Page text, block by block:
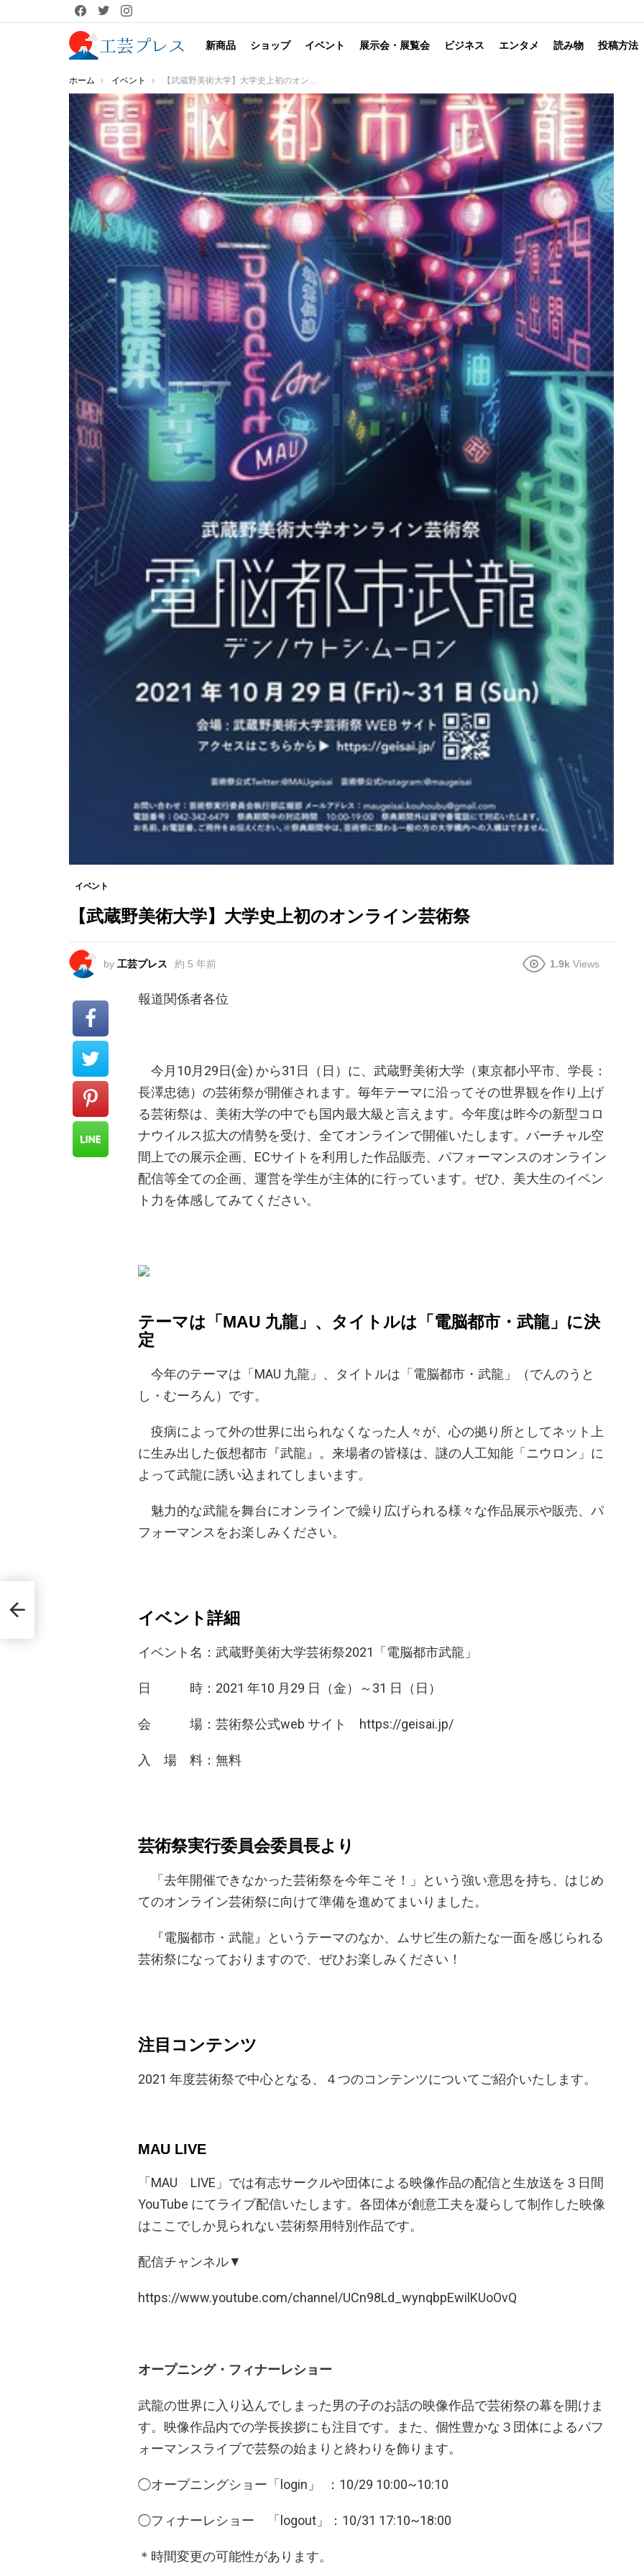
facebooktwitterinstagram
新商品 ショップ イベント 展示会・展覧会 ビジネス エンタメ 読み物 投稿方法
You are here:
ホーム イベント 【武蔵野美術大学】大学史上初のオンライン芸術祭
イベント
【武蔵野美術大学】大学史上初のオンライン芸術祭
by 工芸プレス 約 5 年前 1.9k Views
報道関係者各位
今月10月29日(金) から31日（日）に、武蔵野美術大学（東京都小平市、学長：
長澤忠徳）の芸術祭が開催されます。毎年テーマに沿ってその世界観を作り上げ
る芸術祭は、美術大学の中でも国内最大級と言えます。今年度は昨今の新型コロ
ナウイルス拡大の情勢を受け、全てオンラインで開催いたします。バーチャル空
間上での展示企画、ECサイトを利用した作品販売、パフォーマンスのオンライン
配信等全ての企画、運営を学生が主体的に行っています。ぜひ、美大生のイベン
ト力を体感してみてください。
テーマは「MAU 九龍」、タイトルは「電脳都市・武龍」に決
定
今年のテーマは「MAU 九龍」、タイトルは「電脳都市・武龍」（でんのうと
し・むーろん）です。
疫病によって外の世界に出られなくなった人々が、心の拠り所としてネット上
に生み出した仮想都市『武龍』。来場者の皆様は、謎の人工知能「ニウロン」に
よって武龍に誘い込まれてしまいます。
魅力的な武龍を舞台にオンラインで繰り広げられる様々な作品展示や販売、パ
フォーマンスをお楽しみください。
イベント詳細
イベント名：武蔵野美術大学芸術祭2021「電脳都市武龍」
日 時：2021 年10 月29 日（金）～31 日（日）
会 場：芸術祭公式web サイト https://geisai.jp/
入 場 料：無料
芸術祭実行委員会委員長より
「去年開催できなかった芸術祭を今年こそ！」という強い意思を持ち、はじめ
てのオンライン芸術祭に向けて準備を進めてまいりました。
『電脳都市・武龍』というテーマのなか、ムサビ生の新たな一面を感じられる
芸術祭になっておりますので、ぜひお楽しみください！
注目コンテンツ
2021 年度芸術祭で中心となる、４つのコンテンツについてご紹介いたします。
MAU LIVE
「MAU LIVE」では有志サークルや団体による映像作品の配信と生放送を３日間
YouTube にてライブ配信いたします。各団体が創意工夫を凝らして制作した映像
はここでしか見られない芸術祭用特別作品です。
配信チャンネル▼
https://www.youtube.com/channel/UCn98Ld_wynqbpEwilKUoOvQ
オープニング・フィナーレショー
武龍の世界に入り込んでしまった男の子のお話の映像作品で芸術祭の幕を開けま
す。映像作品内での学長挨拶にも注目です。また、個性豊かな３団体によるパフ
ォーマンスライブで芸祭の始まりと終わりを飾ります。
◯オープニングショー「login」 ：10/29 10:00~10:10
◯フィナーレショー 「logout」：10/31 17:10~18:00
＊時間変更の可能性があります。
か